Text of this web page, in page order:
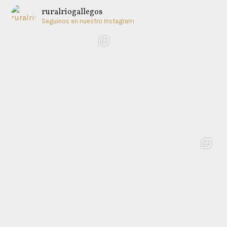
ruralriogallegos
Seguinos en nuestro Instagram